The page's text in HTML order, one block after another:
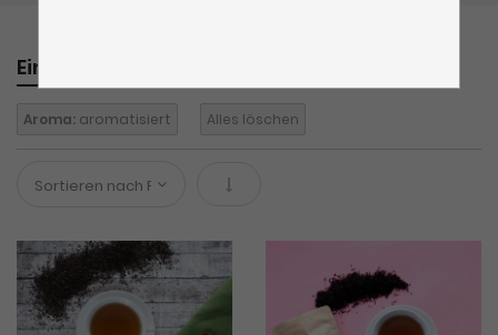
Einkaufen nach
Aroma: aromatisiert Alles löschen
In absteigender Reihenfolge